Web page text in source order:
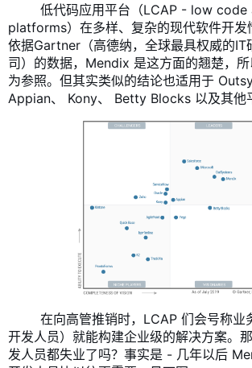
低代码应用平台（LCAP - low code
platforms）在多样、复杂的现代软件开发
依据Gartner（高德纳，全球最具权威的IT
司）的数据， Mendix 是这方面的翘楚，
为参照。但其实类似的结论也适用于
Appian、 Kony、 Betty Blocks 以及其他
在向高管推销时，LCAP 们会号称业
开发人员）就能构建企业级的解决方案。
发人员都失业了吗？事实是 - 几年以后